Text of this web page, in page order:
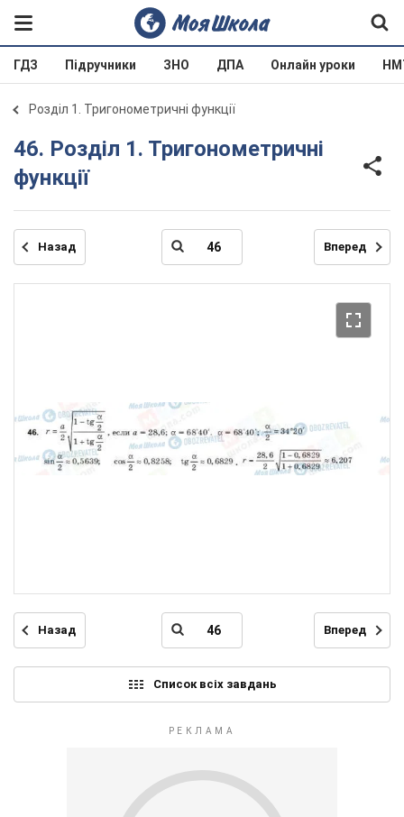
ГДЗ Підручники ЗНО ДПА Онлайн уроки
Розділ 1. Тригонометричні функції
46. Розділ 1. Тригонометричні
функції
Назад Вперед
Назад Вперед
Список всіх завдань